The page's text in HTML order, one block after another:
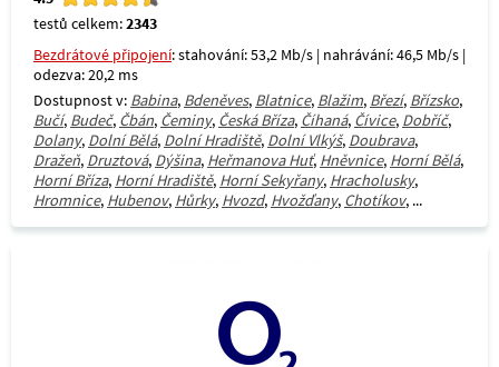
testů celkem:2343
Bezdrátové připojení: stahování: 53,2 Mb/s | nahrávání: 46,5 Mb/s |
odezva: 20,2 ms
Dostupnost v: Babina, Bdeněves, Blatnice, Blažim, Březí, Břízsko,
Bučí, Budeč, Čbán, Čeminy, Česká Bříza, Číhaná, Čívice, Dobříč,
Dolany, Dolní Bělá, Dolní Hradiště, Dolní Vlkýš, Doubrava,
Dražeň, Druztová, Dýšina, Heřmanova Huť, Hněvnice, Horní Bělá,
Horní Bříza, Horní Hradiště, Horní Sekyřany, Hracholusky,
Hromnice, Hubenov, Hůrky, Hvozd, Hvožďany, Chotíkov, ...